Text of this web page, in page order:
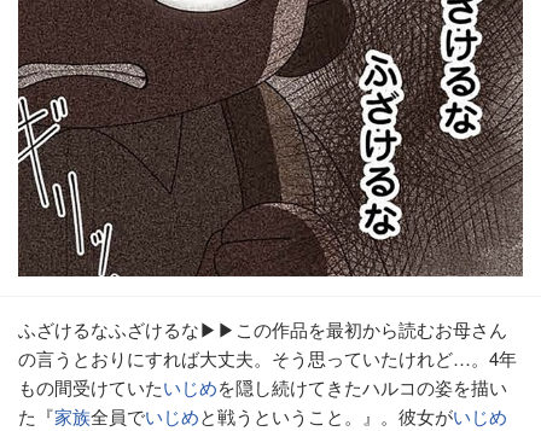
ふざけるなふざけるな▶▶この作品を最初から読むお母さん
の言うとおりにすれば大丈夫。そう思っていたけれど…。4年
もの間受けていたいじめを隠し続けてきたハルコの姿を描い
た『家族全員でいじめと戦うということ。』。彼女がいじめ